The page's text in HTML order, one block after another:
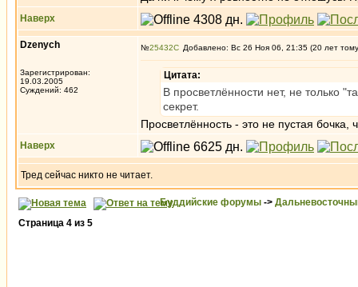
Наверх
Dzenych
Зарегистрирован:
19.03.2005
Суждений: 462
№25432 Добавлено: Вс 26 Ноя 06, 21:35 (20 лет
Цитата:
В просветлённости нет, не только
секрет.
Просветлённость - это не пустая
Наверх
Тред сейчас никто не читает.
Буддийские форумы ->
Страница 4 из 5